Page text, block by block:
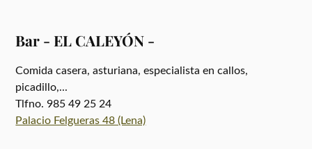
Bar - EL CALEYÓN -
Comida casera, asturiana, especialista en callos,
picadillo,...
Tlfno. 985 49 25 24
Palacio Felgueras 48 (Lena)